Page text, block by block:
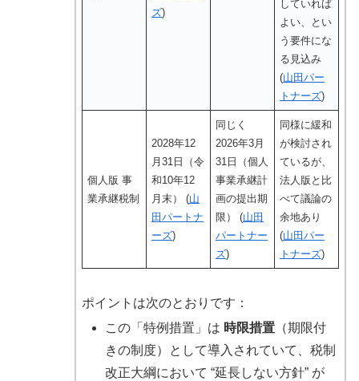
ズ)
していれば
よい、とい
う要件にな
る見込み
(山田パー
トナーズ)
個人版 事
業承継税制
2028年12
月31日（令
和10年12
月末） (山
田パートナ
ーズ)
同じく
2026年3月
31日（個人
事業承継計
画の提出期
限） (山田
パートナー
ズ)
同様に緩和
が検討され
ているが、
法人版と比
べて議論の
余地あり
(山田パー
トナーズ)
ポイントは次のとおりです：
この「特例措置」は 時限措置（期限付
きの制度）として導入されていて、税制
改正大綱において “延長しない方針” が